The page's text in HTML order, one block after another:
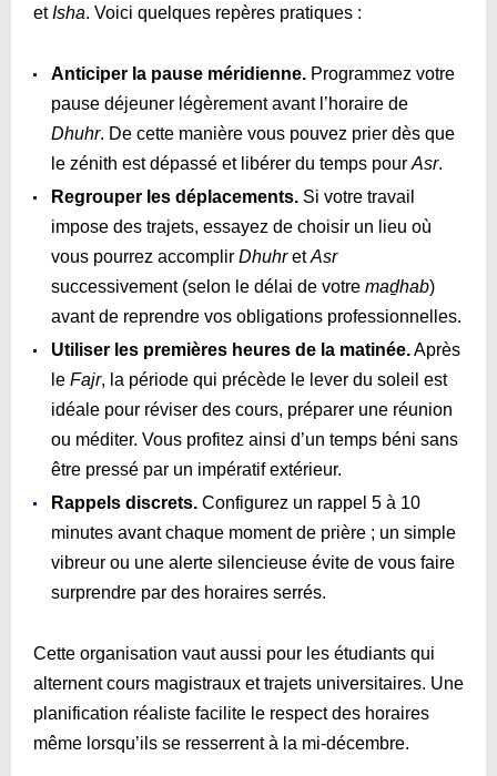
etIsha. Voici quelques repères pratiques :
Anticiper la pause méridienne. Programmez votre
pause déjeuner légèrement avant l’horaire de
Dhuhr. De cette manière vous pouvez prier dès que
le zénith est dépassé et libérer du temps pour Asr.
Regrouper les déplacements. Si votre travail
impose des trajets, essayez de choisir un lieu où
vous pourrez accomplir DhuhretAsr
successivement (selon le délai de votre maḏhab)
avant de reprendre vos obligations professionnelles.
Utiliser les premières heures de la matinée.Après
le Fajr, la période qui précède le lever du soleil est
idéale pour réviser des cours, préparer une réunion
ou méditer. Vous profitez ainsi d’un temps béni sans
être pressé par un impératif extérieur.
Rappels discrets. Configurez un rappel 5 à 10
minutes avant chaque moment de prière ; un simple
vibreur ou une alerte silencieuse évite de vous faire
surprendre par des horaires serrés.
Cette organisation vaut aussi pour les étudiants qui
alternent cours magistraux et trajets universitaires. Une
planification réaliste facilite le respect des horaires
même lorsqu’ils se resserrent à la mi-décembre.